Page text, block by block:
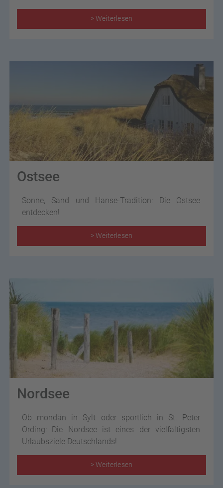
> Weiterlesen
Ostsee
Sonne, Sand und Hanse-Tradition: Die Ostsee
entdecken!
> Weiterlesen
Nordsee
Ob mondän in Sylt oder sportlich in St. Peter
Ording: Die Nordsee ist eines der vielfältigsten
Urlaubsziele Deutschlands!
> Weiterlesen